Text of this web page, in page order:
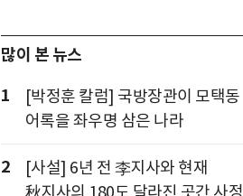
많이 본 뉴스
1
[박정훈 칼럼] 국방장관이 모택동
어록을 좌우명 삼은 나라
2
[사설] 6년 전 李지사와 현재